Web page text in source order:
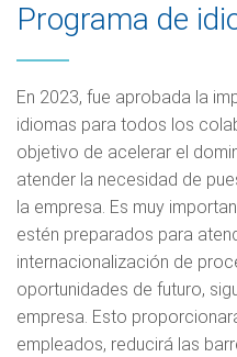
Programa de
En 2023, fue aprobada la
idiomas para todos los
objetivo de acelerar el
atender la necesidad de
la empresa. Es muy
estén preparados para
internacionalización de
oportunidades de futuro,
empresa. Esto
empleados, reducirá las